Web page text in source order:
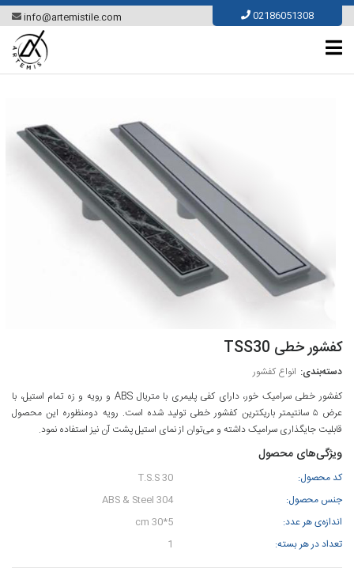
Skip
to
content
info@artemistile.com 02186051308
کفشور خطی TSS30
انواع کفشور
کفشور خطی سرامیک خور، دارای کفی پلیمری با متریال ABS و رویه و زه تمام استیل، با
عرض ۵ سانتیمتر باریکترین کفشور خطی تولید شده است. رویه دومنظوره این محصول
قابلیت جایگذاری سرامیک داشته و می‌توان از نمای استیل پشت آن نیز استفاده نمود.
ویژگی‌های محصول
کد محصول:
T.S.S 30
جنس محصول:
ABS & Steel 304
اندازه‌ی هر عدد:
5*30 cm
تعداد در هر بسته:
1